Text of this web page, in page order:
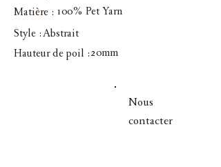
Matière : 100% Pet Yarn
Style :Abstrait
Hauteur de poil :20mm
Nous
contacter